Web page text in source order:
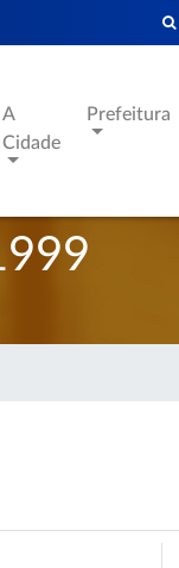
A
Cidade
Prefeitura